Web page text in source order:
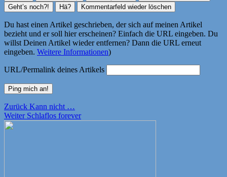
Du hast einen Artikel geschrieben, der sich auf meinen Artikel
bezieht und er soll hier erscheinen? Einfach die URL eingeben. Du
willst Deinen Artikel wieder entfernen? Dann die URL erneut
eingeben. Weitere Informationen)
URL/Permalink deines Artikels
Beitragsnavigation
Zurück Vorheriger
Beitrag:
Kann nicht …
Weiter Nächster
Schlaflos forever